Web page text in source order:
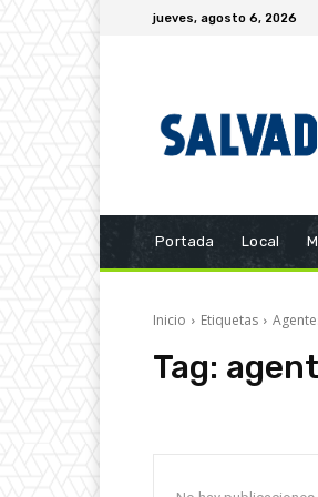
jueves, agosto 6, 2026
Portada Local
Inicio Etiquetas
Tag: